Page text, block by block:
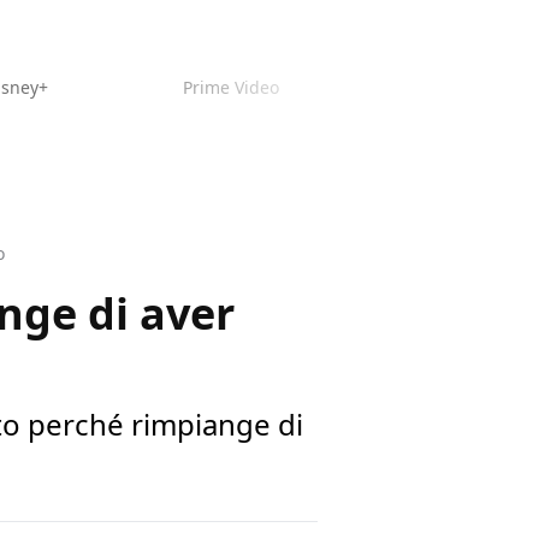
Prime Video
di aver
perché rimpiange di